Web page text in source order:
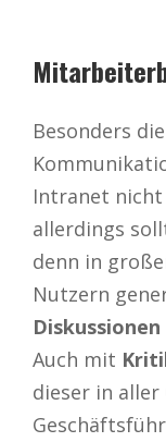
Besonders
Intranet nicht
allerdings
denn in
Nutzern
Diskussionen
Auch mit
dieser in